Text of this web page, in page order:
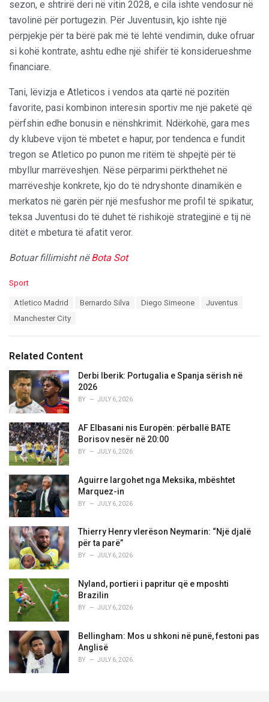
sezon, e shtrirë deri në vitin 2028, e cila ishte vendosur në
tavolinë për portugezin. Për Juventusin, kjo ishte një
përpjekje për ta bërë pak më të lehtë vendimin, duke ofruar
si kohë kontrate, ashtu edhe një shifër të konsiderueshme
financiare.
Tani, lëvizja e Atleticos i vendos ata qartë në pozitën
favorite, pasi kombinon interesin sportiv me një paketë që
përfshin edhe bonusin e nënshkrimit. Ndërkohë, gara mes
dy klubeve vijon të mbetet e hapur, por tendenca e fundit
tregon se Atletico po punon me ritëm të shpejtë për të
mbyllur marrëveshjen. Nëse përparimi përkthehet në
marrëveshje konkrete, kjo do të ndryshonte dinamikën e
merkatos në garën për një mesfushor me profil të spikatur,
teksa Juventusi do të duhet të rishikojë strategjinë e tij në
ditët e mbetura të afatit veror.
Botuar fillimisht nëBota Sot
C
i
e
:
Sport
Atletico Madrid Bernardo Silva Diego Simeone
Juventus
Manchester City
Related Content
Derbi Iberik: Portugalia e Spanja sërish në
2026
BY JULY 6, 2026
AF Elbasani nis Europën: përballë BATE
Borisov nesër në 20:00
BY JULY 6, 2026
Aguirre largohet nga Meksika, mbështet
Marquez-in
BY JULY 6, 2026
Thierry Henry vlerëson Neymarin: “Një djalë
për ta parë”
BY JULY 6, 2026
Nyland, portieri i papritur që e mposhti
Brazilin
BY JULY 6, 2026
Bellingham: Mos u shkoni në punë, festoni pas
Anglisë
BY JULY 6, 2026